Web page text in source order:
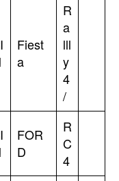
Fiest
a
R
a
lll
y
4
/
FOR
D
R
C
4